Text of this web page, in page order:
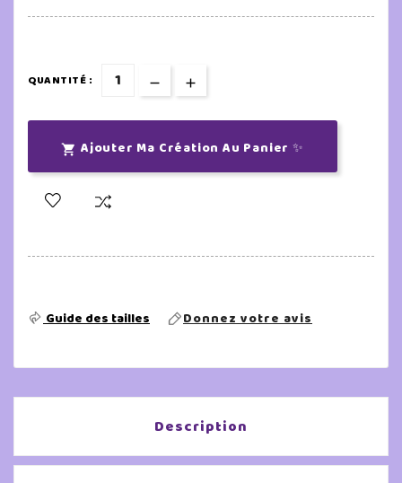
QUANTITÉ :
 Ajouter Ma Création Au Panier ✨
Guide des tailles Donnez votre avis
Description